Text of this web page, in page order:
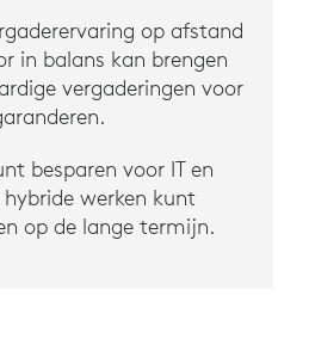
op afstand
in balans kan brengen
vergaderingen voor
besparen voor IT en
werken kunt
op de lange termijn.